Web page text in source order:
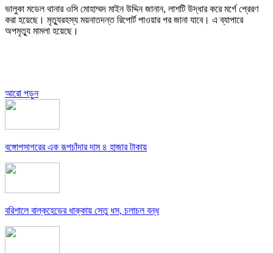
ভালুকা মডেল থানার ওসি মোহাম্মদ মাইন উদ্দিন জানান, লাশটি উদ্ধার করে মর্গে প্রেরণ
করা হয়েছে। মৃত্যুরহস্য ময়নাতদন্ত রিপোর্ট পাওয়ার পর জানা যাবে। এ ব্যাপারে
অপমৃত্যু মামলা হয়েছে।
আরো পড়ুন
বঙ্গোপসাগরের এক রূপচাঁদার দাম ৪ হাজার টাকায়
বরিশালে বাল্কহেডের ধাক্কায় সেতু ধস, চলাচল বন্ধ